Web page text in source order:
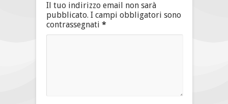
Il tuo indirizzo email non sarà
pubblicato. I campi obbligatori sono
contrassegnati *